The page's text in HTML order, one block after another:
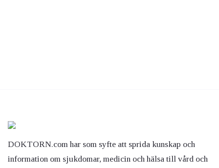
DOKTORN.com har som syfte att sprida kunskap och
information om sjukdomar, medicin och hälsa till vård och